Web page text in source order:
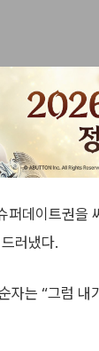
데이트권을
러냈다.
자는 “그럼 내